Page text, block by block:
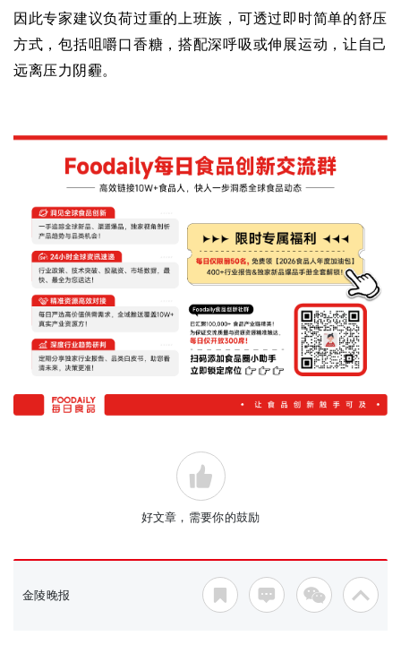
因此专家建议负荷过重的上班族，可透过即时简单的舒压
方式，包括咀嚼口香糖，搭配深呼吸或伸展运动，让自己
远离压力阴霾。
好文章，需要你的鼓励
金陵晚报